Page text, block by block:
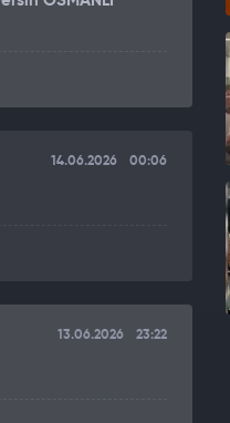
14.06.2026 00:06
13.06.2026 23:22